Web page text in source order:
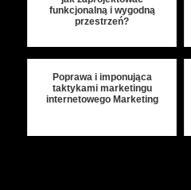
funkcjonalną i wygodną
przestrzeń?
Poprawa i imponująca
taktykami marketingu
internetowego Marketing